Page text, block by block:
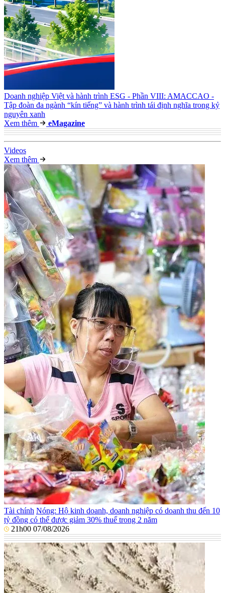
Doanh nghiệp Việt và hành trình ESG - Phần VIII: AMACCAO -
Tập đoàn đa ngành “kín tiếng” và hành trình tái định nghĩa trong kỷ
nguyên xanh
Xem thêm
eMagazine
Videos
Xem thêm
Tài chính Nóng: Hộ kinh doanh, doanh nghiệp có doanh thu đến 10
tỷ đồng có thể được giảm 30% thuế trong 2 năm
21h00 07/08/2026